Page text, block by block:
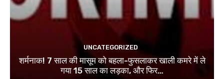
UNCATEGORIZED
शर्मनाक! 7 साल की मासूम को बहला-फुसलाकर खाली कमरे में ले
गया 15 साल का लड़का, और फिर…